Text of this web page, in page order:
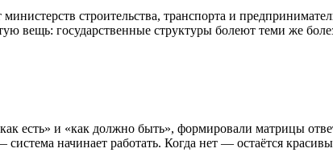
строительства, транспорта и
вещь: государственные структуры болеют теми же
есть» и «как должно быть», формировали матрицы
начинает работать. Когда нет — остаётся